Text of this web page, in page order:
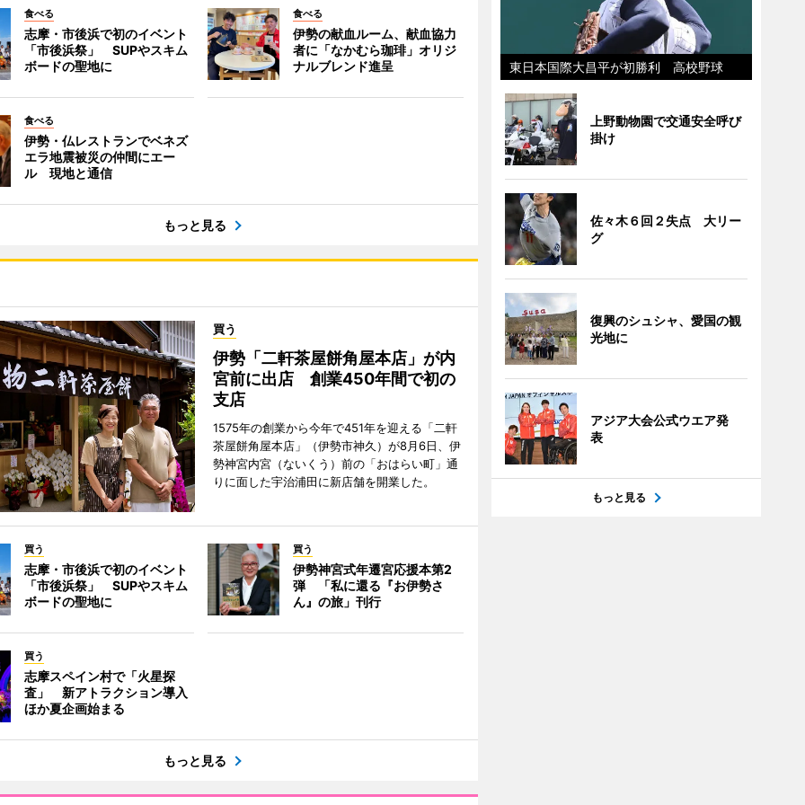
食べる
志摩・市後浜で初のイベント
「市後浜祭」 SUPやスキム
ボードの聖地に
食べる
伊勢の献血ルーム、献血協力
者に「なかむら珈琲」オリジ
ナルブレンド進呈
食べる
伊勢・仏レストランでベネズ
エラ地震被災の仲間にエー
ル 現地と通信
もっと見る
買う
伊勢「二軒茶屋餅角屋本店」が内
宮前に出店 創業450年間で初の
支店
1575年の創業から今年で451年を迎える「二軒
茶屋餅角屋本店」（伊勢市神久）が8月6日、伊
勢神宮内宮（ないくう）前の「おはらい町」通
りに面した宇治浦田に新店舗を開業した。
買う
志摩・市後浜で初のイベント
「市後浜祭」 SUPやスキム
ボードの聖地に
買う
伊勢神宮式年遷宮応援本第2
弾 「私に還る『お伊勢さ
ん』の旅」刊行
買う
志摩スペイン村で「火星探
査」 新アトラクション導入
ほか夏企画始まる
もっと見る
東日本国際大昌平が初勝利 高校野球
上野動物園で交通安全呼び
掛け
佐々木６回２失点 大リー
グ
復興のシュシャ、愛国の観
光地に
アジア大会公式ウエア発
表
もっと見る